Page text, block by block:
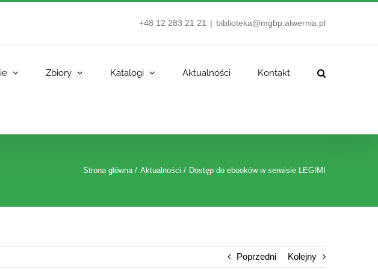
+48 12 283 21 21 | biblioteka@mgbp.alwernia.pl
Zbiory Katalogi Aktualności Kontakt
Strona główna Aktualności Dostęp do ebooków w serwisie LEGIMI
Poprzedni Kolejny